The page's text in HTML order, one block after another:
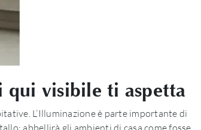
qui visibile ti aspetta
L’Illuminazione è parte importante di